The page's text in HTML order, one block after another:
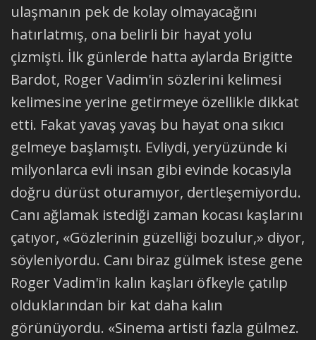
ulaşmanın pek de kolay olmayacağını
hatırlatmış, ona belirli bir hayat yolu
çizmişti. İlk günlerde hatta aylarda Brigitte
Bardot, Roger Vadim'in sözlerini kelimesi
kelimesine yerine getirmeye özellikle dikkat
etti. Fakat yavaş yavaş bu hayat ona sıkıcı
gelmeye başlamıştı. Evliydi, yeryüzünde ki
milyonlarca evli insan gibi evinde kocasıyla
doğru dürüst oturamıyor, dertleşemiyordu.
Canı ağlamak istediği zaman kocası kaşlarını
çatıyor, «Gözlerinin güzelliği bozulur,» diyor,
söyleniyordu. Canı biraz gülmek istese gene
Roger Vadim'in kalın kaşları öfkeyle çatılıp
olduklarından bir kat daha kalın
görünüyordu. «Sinema artisti fazla gülmez.